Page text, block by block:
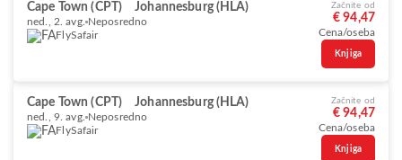
Cape Town (CPT) Johannesburg (HLA)
ned., 2. avg. Neposredno
FlySafair
Začnite od
€ 94,47
Cena/oseba
Knjiga
Cape Town (CPT) Johannesburg (HLA)
ned., 9. avg. Neposredno
FlySafair
Začnite od
€ 94,47
Cena/oseba
Knjiga